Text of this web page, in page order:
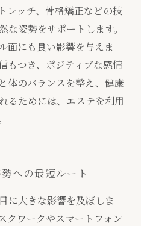
レッチ、骨格矯正などの技
姿勢をサポートします。
面にも良い影響を与えま
もつき、ポジティブな感情
体のバランスを整え、健康
るためには、エステを利用
への最短ルート
に大きな影響を及ぼしま
クワークやスマートフォン